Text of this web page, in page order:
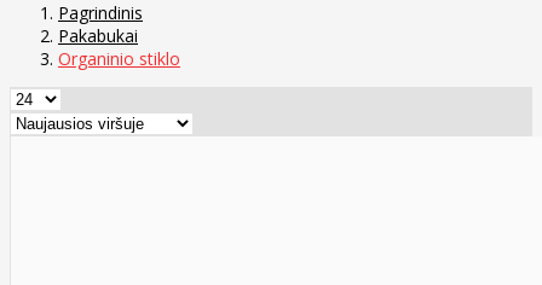
Pagrindinis
Pakabukai
Organinio stiklo